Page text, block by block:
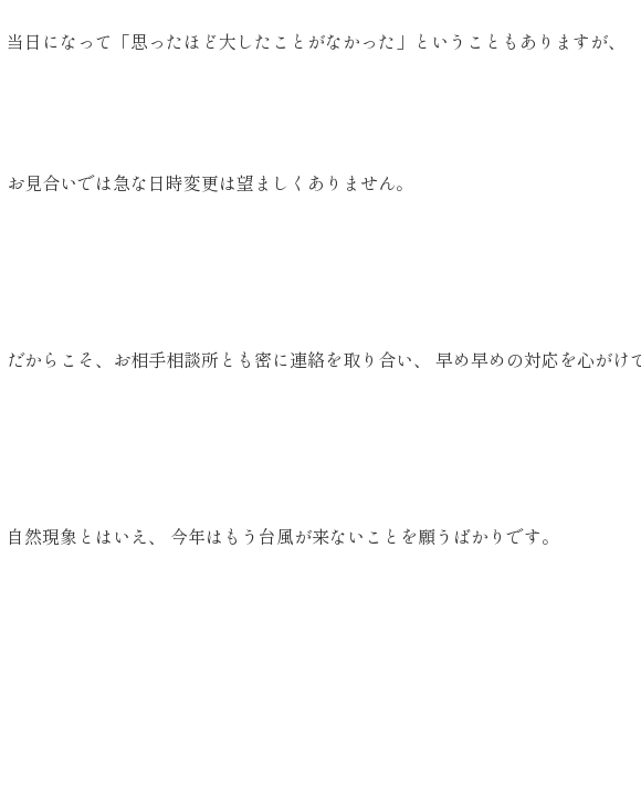
当日になって「思ったほど大したことがなかった」ということもありますが、
お見合いでは急な日時変更は望ましくありません。
だからこそ、お相手相談所とも密に連絡を取り合い、 早め早めの対応を心がけ
自然現象とはいえ、 今年はもう台風が来ないことを願うばかりです。